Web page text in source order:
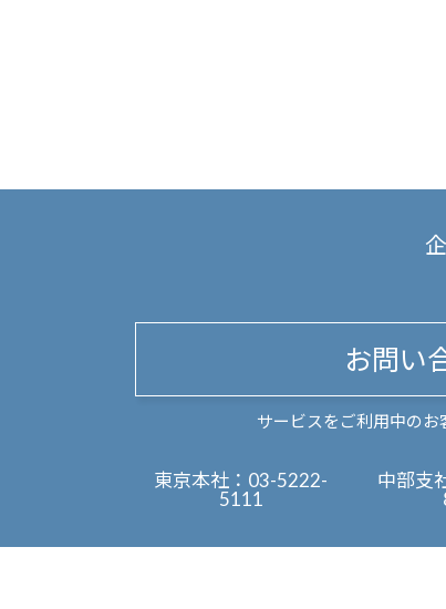
お問い
サービスをご利用中のお
東京本社： 03-5222-
5111
中部支